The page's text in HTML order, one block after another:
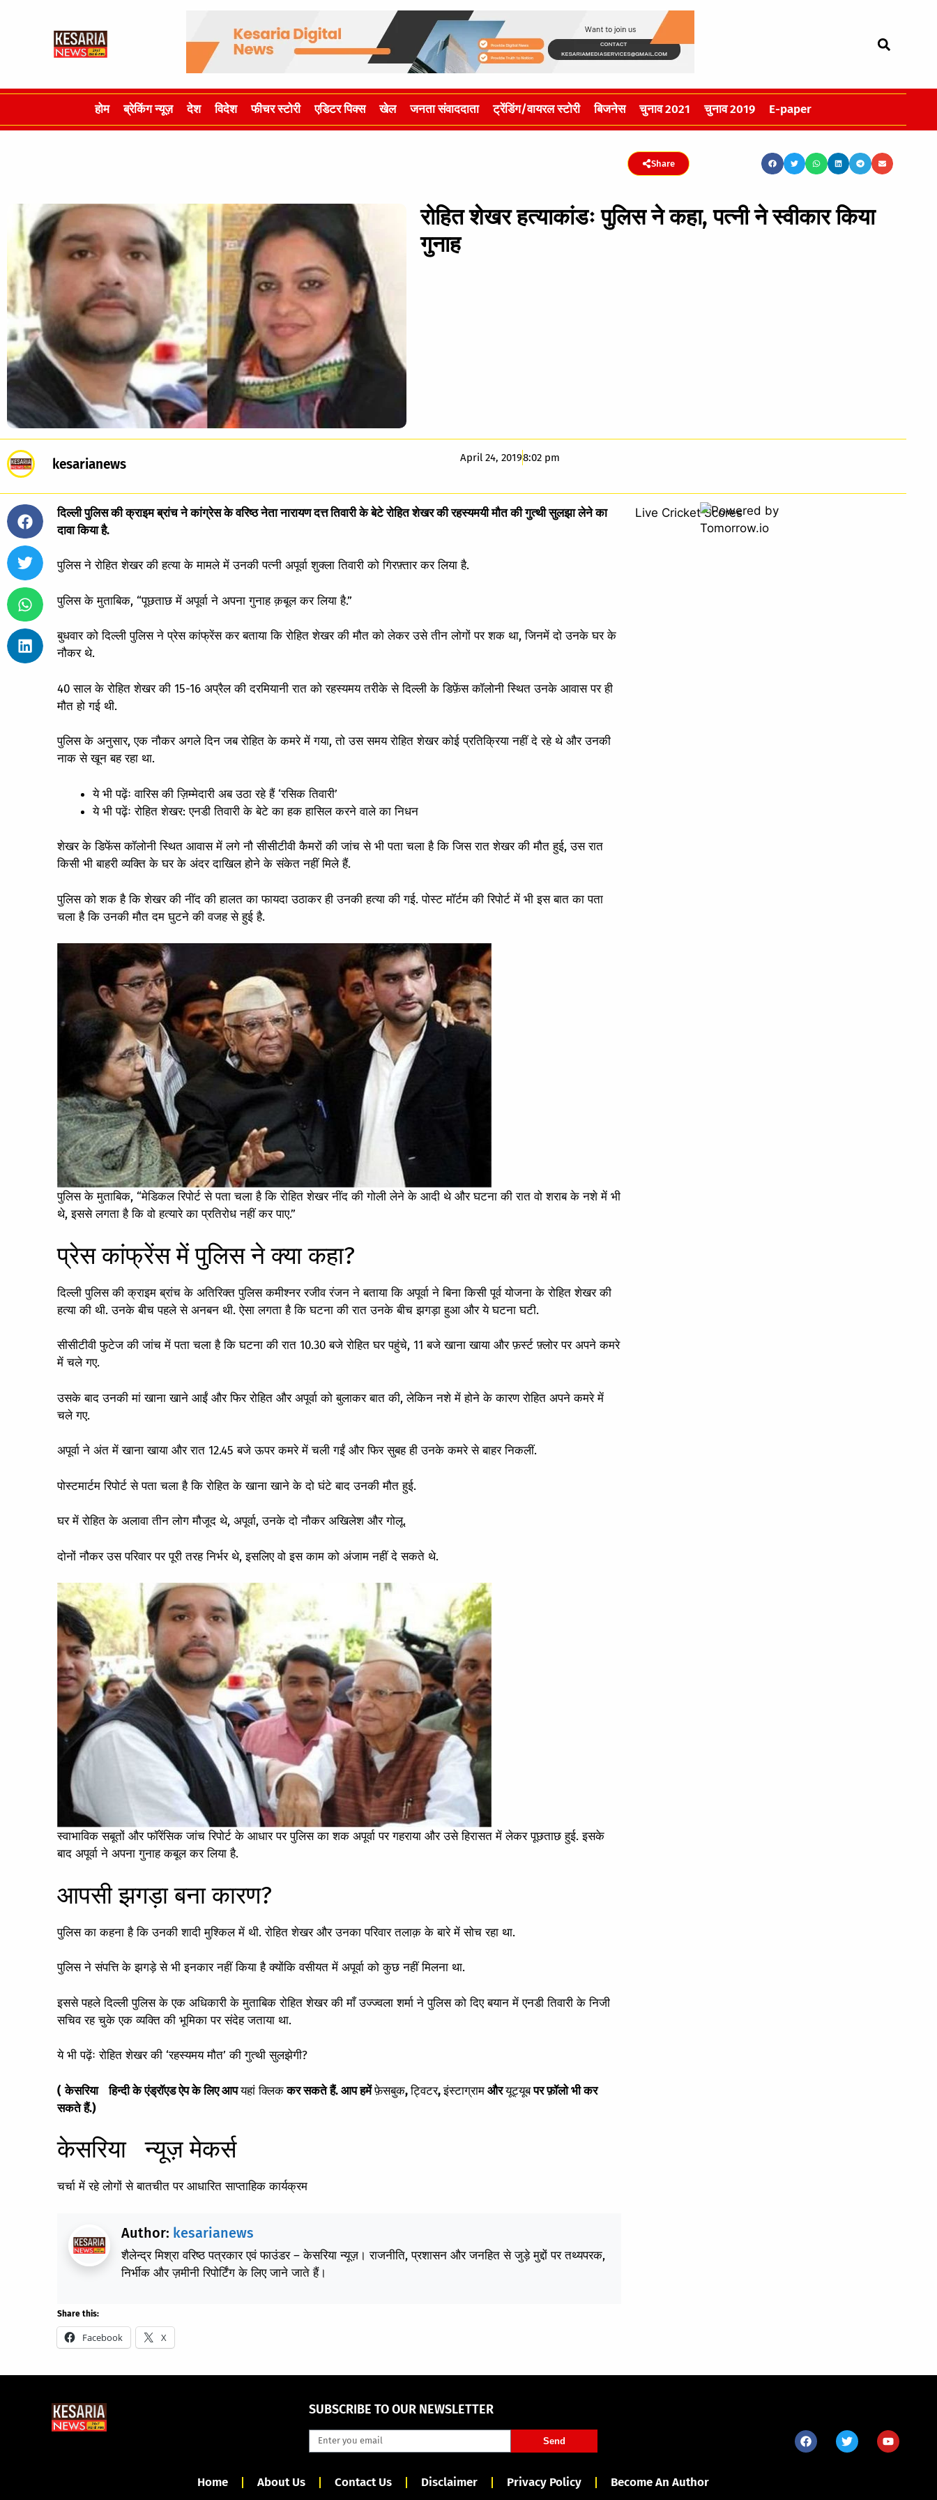
होम ब्रेकिंग न्यूज़ देश विदेश फीचर स्टोरी एडिटर पिक्स खेल जनता संवाददाता ट्रेंडिंग/वायरल स्टोरी बिजनेस चुनाव 2021 चुनाव 2019 E-paper
Share
रोहित शेखर हत्याकांडः पुलिस ने कहा, पत्नी ने स्वीकार किया
गुनाह
kesarianews April 24, 20198:02 pm
दिल्ली पुलिस की क्राइम ब्रांच ने कांग्रेस के वरिष्ठ नेता नारायण दत्त तिवारी के बेटे रोहित शेखर की रहस्यमयी मौत की गुत्थी सुलझा लेने का
दावा किया है.
पुलिस ने रोहित शेखर की हत्या के मामले में उनकी पत्नी अपूर्वा शुक्ला तिवारी को गिरफ़्तार कर लिया है.
पुलिस के मुताबिक, “पूछताछ में अपूर्वा ने अपना गुनाह क़बूल कर लिया है.”
बुधवार को दिल्ली पुलिस ने प्रेस कांफ्रेंस कर बताया कि रोहित शेखर की मौत को लेकर उसे तीन लोगों पर शक था, जिनमें दो उनके घर के
नौकर थे.
40 साल के रोहित शेखर की 15-16 अप्रैल की दरमियानी रात को रहस्यमय तरीके से दिल्ली के डिफ़ेंस कॉलोनी स्थित उनके आवास पर ही
मौत हो गई थी.
पुलिस के अनुसार, एक नौकर अगले दिन जब रोहित के कमरे में गया, तो उस समय रोहित शेखर कोई प्रतिक्रिया नहीं दे रहे थे और उनकी
नाक से खून बह रहा था.
ये भी पढ़ेंःवारिस की ज़िम्मेदारी अब उठा रहे हैं ‘रसिक तिवारी’
ये भी पढ़ेंःरोहित शेखर: एनडी तिवारी के बेटे का हक हासिल करने वाले का निधन
शेखर के डिफेंस कॉलोनी स्थित आवास में लगे नौ सीसीटीवी कैमरों की जांच से भी पता चला है कि जिस रात शेखर की मौत हुई, उस रात
किसी भी बाहरी व्यक्ति के घर के अंदर दाखिल होने के संकेत नहीं मिले हैं.
पुलिस को शक है कि शेखर की नींद की हालत का फायदा उठाकर ही उनकी हत्या की गई. पोस्ट मॉर्टम की रिपोर्ट में भी इस बात का पता
चला है कि उनकी मौत दम घुटने की वजह से हुई है.
पुलिस के मुताबिक, “मेडिकल रिपोर्ट से पता चला है कि रोहित शेखर नींद की गोली लेने के आदी थे और घटना की रात वो शराब के नशे में भी
थे, इससे लगता है कि वो हत्यारे का प्रतिरोध नहीं कर पाए.”
प्रेस कांफ्रेंस में पुलिस ने क्या कहा?
दिल्ली पुलिस की क्राइम ब्रांच के अतिरिक्त पुलिस कमीश्नर रजीव रंजन ने बताया कि अपूर्वा ने बिना किसी पूर्व योजना के रोहित शेखर की
हत्या की थी. उनके बीच पहले से अनबन थी. ऐसा लगता है कि घटना की रात उनके बीच झगड़ा हुआ और ये घटना घटी.
सीसीटीवी फुटेज की जांच में पता चला है कि घटना की रात 10.30 बजे रोहित घर पहुंचे, 11 बजे खाना खाया और फ़र्स्ट फ़्लोर पर अपने कमरे
में चले गए.
उसके बाद उनकी मां खाना खाने आईं और फिर रोहित और अपूर्वा को बुलाकर बात की, लेकिन नशे में होने के कारण रोहित अपने कमरे में
चले गए.
अपूर्वा ने अंत में खाना खाया और रात 12.45 बजे ऊपर कमरे में चली गईं और फिर सुबह ही उनके कमरे से बाहर निकलीं.
पोस्टमार्टम रिपोर्ट से पता चला है कि रोहित के खाना खाने के दो घंटे बाद उनकी मौत हुई.
घर में रोहित के अलावा तीन लोग मौजूद थे, अपूर्वा, उनके दो नौकर अखिलेश और गोलू.
दोनों नौकर उस परिवार पर पूरी तरह निर्भर थे, इसलिए वो इस काम को अंजाम नहीं दे सकते थे.
स्वाभाविक सबूतों और फॉरेंसिक जांच रिपोर्ट के आधार पर पुलिस का शक अपूर्वा पर गहराया और उसे हिरासत में लेकर पूछताछ हुई. इसके
बाद अपूर्वा ने अपना गुनाह कबूल कर लिया है.
आपसी झगड़ा बना कारण?
पुलिस का कहना है कि उनकी शादी मुश्किल में थी. रोहित शेखर और उनका परिवार तलाक़ के बारे में सोच रहा था.
पुलिस ने संपत्ति के झगड़े से भी इनकार नहीं किया है क्योंकि वसीयत में अपूर्वा को कुछ नहीं मिलना था.
इससे पहले दिल्ली पुलिस के एक अधिकारी के मुताबिक रोहित शेखर की माँ उज्ज्वला शर्मा ने पुलिस को दिए बयान में एनडी तिवारी के निजी
सचिव रह चुके एक व्यक्ति की भूमिका पर संदेह जताया था.
ये भी पढ़ेंःरोहित शेखर की ‘रहस्यमय मौत’ की गुत्थी सुलझेगी?
( केसरिया हिन्दी के एंड्रॉएड ऐप के लिए आपयहां क्लिककर सकते हैं. आप हमेंफ़ेसबुक,ट्विटर,इंस्टाग्रामऔरयूट्यूबपर फ़ॉलो भी कर
सकते हैं.)
केसरिया न्यूज़ मेकर्स
चर्चा में रहे लोगों से बातचीत पर आधारित साप्ताहिक कार्यक्रम
Author: kesarianews
शैलेन्द्र मिश्रा वरिष्ठ पत्रकार एवं फाउंडर – केसरिया न्यूज़। राजनीति, प्रशासन और जनहित से जुड़े मुद्दों पर तथ्यपरक,
निर्भीक और ज़मीनी रिपोर्टिंग के लिए जाने जाते हैं।
Share this:
Facebook X
Live Cricket Scores
SUBSCRIBE TO OUR NEWSLETTER
Send
Home About Us Contact Us Disclaimer Privacy Policy Become An Author